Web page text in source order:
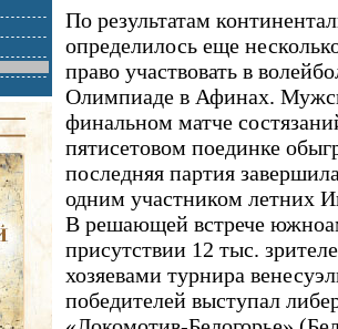
По результатам
определилось еще
право участвовать в
Олимпиаде в Афинах.
финальном матче
пятисетовом поединке
последняя партия
одним участником летних
В решающей встрече
присутствии 12 тыс.
хозяевами турнира
победителей выступал